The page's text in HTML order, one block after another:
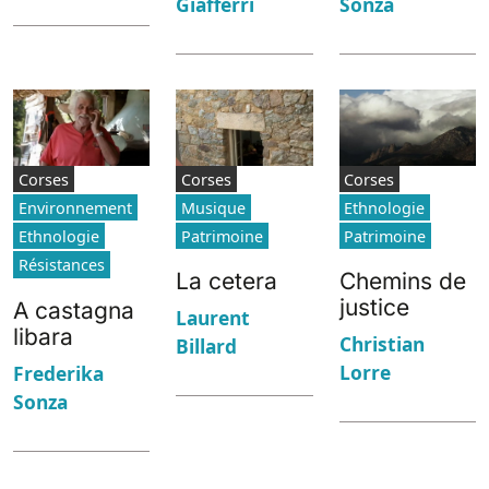
Corses
Environnement
Ethnologie
Résistances
A castagna
libara
Frederika
Sonza
Corses
Musique
Patrimoine
La cetera
Laurent
Billard
Corses
Ethnologie
Patrimoine
Chemins de
justice
Christian
Lorre